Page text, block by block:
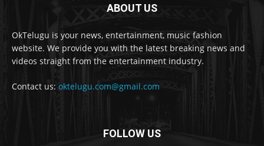
ABOUT US
OkTelugu is your news, entertainment, music fashion
website. We provide you with the latest breaking news and
videos straight from the entertainment industry.
Contact us: oktelugu.com@gmail.com
FOLLOW US